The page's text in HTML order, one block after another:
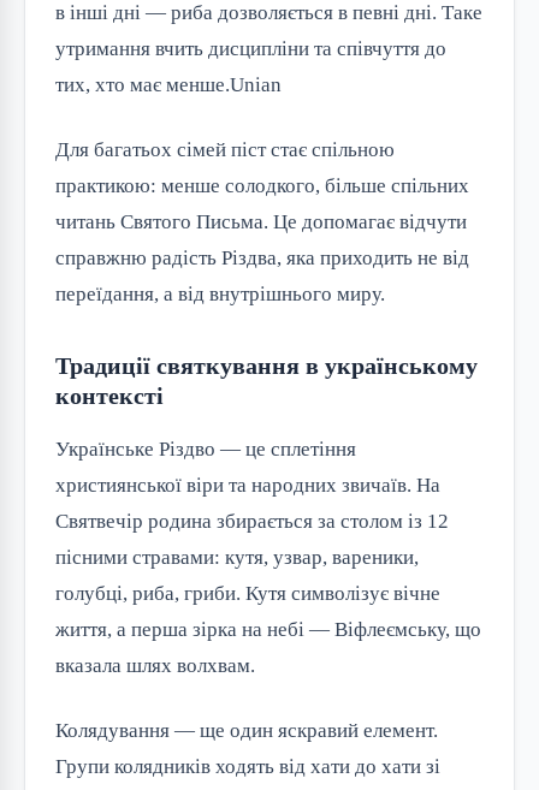
в інші дні — риба дозволяється в певні дні. Таке
утримання вчить дисципліни та співчуття до
тих, хто має менше.⁠Unian
Для багатьох сімей піст стає спільною
практикою: менше солодкого, більше спільних
читань Святого Письма. Це допомагає відчути
справжню радість Різдва, яка приходить не від
переїдання, а від внутрішнього миру.
Традиції святкування в українському
контексті
Українське Різдво — це сплетіння
християнської віри та народних звичаїв. На
Святвечір родина збирається за столом із 12
пісними стравами: кутя, узвар, вареники,
голубці, риба, гриби. Кутя символізує вічне
життя, а перша зірка на небі — Віфлеємську, що
вказала шлях волхвам.
Колядування — ще один яскравий елемент.
Групи колядників ходять від хати до хати зі